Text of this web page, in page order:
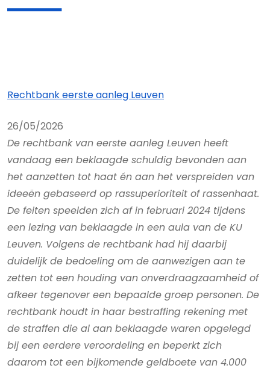
Rechtbank eerste aanleg Leuven
26/05/2026
De rechtbank van eerste aanleg Leuven heeft
vandaag een beklaagde schuldig bevonden aan
het aanzetten tot haat én aan het verspreiden van
ideeën gebaseerd op rassuperioriteit of rassenhaat.
De feiten speelden zich af in februari 2024 tijdens
een lezing van beklaagde in een aula van de KU
Leuven. Volgens de rechtbank had hij daarbij
duidelijk de bedoeling om de aanwezigen aan te
zetten tot een houding van onverdraagzaamheid of
afkeer tegenover een bepaalde groep personen. De
rechtbank houdt in haar bestraffing rekening met
de straffen die al aan beklaagde waren opgelegd
bij een eerdere veroordeling en beperkt zich
daarom tot een bijkomende geldboete van 4.000